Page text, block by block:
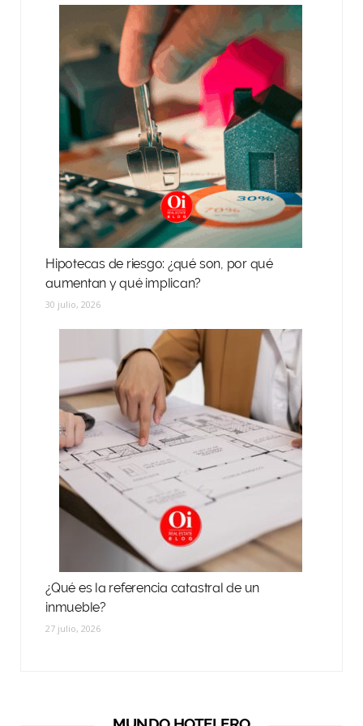
Hipotecas de riesgo: ¿qué son, por qué
aumentan y qué implican?
30 julio, 2026
¿Qué es la referencia catastral de un
inmueble?
27 julio, 2026